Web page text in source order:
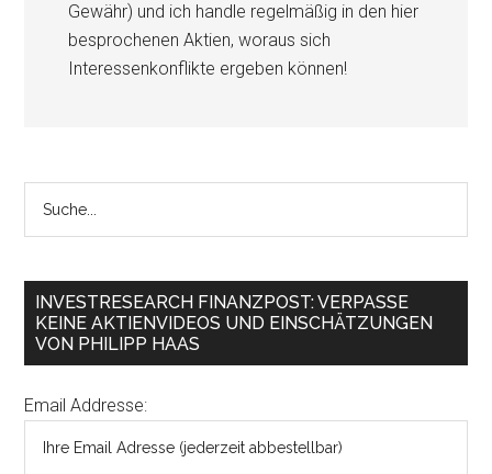
Gewähr) und ich handle regelmäßig in den hier
besprochenen Aktien, woraus sich
Interessenkonflikte ergeben können!
INVESTRESEARCH FINANZPOST: VERPASSE
KEINE AKTIENVIDEOS UND EINSCHÄTZUNGEN
VON PHILIPP HAAS
Email Addresse: